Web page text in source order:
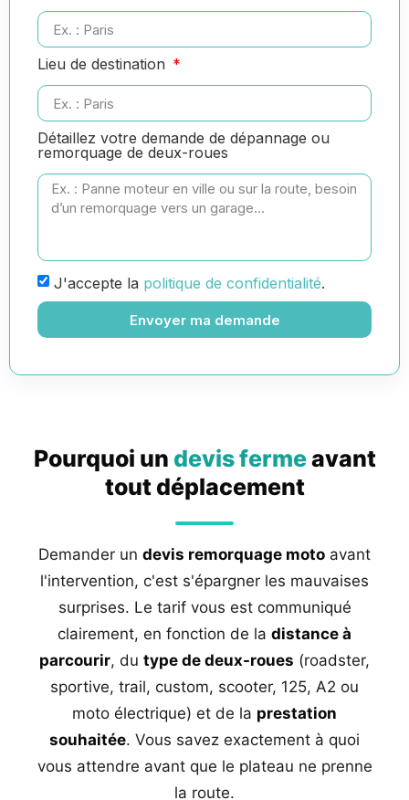
Lieu de destination
Détaillez votre demande de dépannage ou
remorquage de deux-roues
J'accepte la politique de confidentialité.
Envoyer ma demande
Pourquoi un devis fermeavant
tout déplacement
Demander un devis remorquage moto avant
l'intervention, c'est s'épargner les mauvaises
surprises. Le tarif vous est communiqué
clairement, en fonction de la distance à
parcourir, du type de deux-roues (roadster,
sportive, trail, custom, scooter, 125, A2 ou
moto électrique) et de la prestation
souhaitée. Vous savez exactement à quoi
vous attendre avant que le plateau ne prenne
la route.